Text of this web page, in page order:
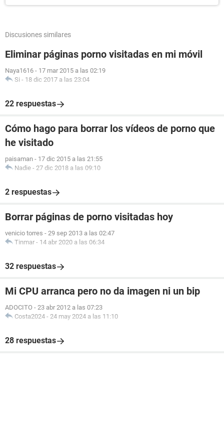
Discusiones similares
Eliminar páginas porno visitadas en mi móvil
Naya1616 - 17 mar 2015 a las 02:19
Si - 18 dic 2017 a las 23:04
22 respuestas
Cómo hago para borrar los vídeos de porno que
he visitado
paisaman - 17 dic 2015 a las 21:55
Nadie - 27 dic 2018 a las 09:10
2 respuestas
Borrar páginas de porno visitadas hoy
venicio torres - 29 sep 2013 a las 02:47
Tinmar - 14 abr 2020 a las 06:34
32 respuestas
Mi CPU arranca pero no da imagen ni un bip
ADOCITO - 23 abr 2012 a las 07:23
Costa2024 - 24 may 2024 a las 11:10
28 respuestas